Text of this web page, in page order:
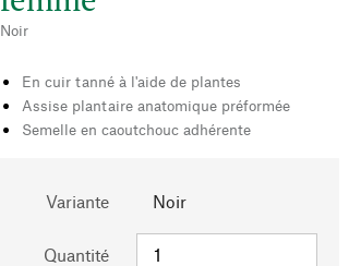
Noir
En cuir tanné à l'aide de plantes
Assise plantaire anatomique préformée
Semelle en caoutchouc adhérente
Variante Noir
Quantité